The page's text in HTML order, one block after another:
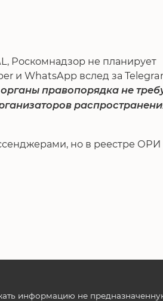
Роскомнадзор не планирует
и WhatsApp вслед за
органы правопорядка не
но в реестре
информацию не